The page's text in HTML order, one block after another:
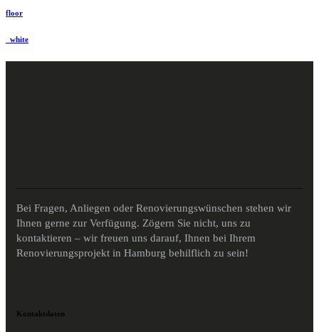
floor
_white
Bei Fragen, Anliegen oder Renovierungswünschen stehen wir
Ihnen gerne zur Verfügung. Zögern Sie nicht, uns zu
kontaktieren – wir freuen uns darauf, Ihnen bei Ihrem
Renovierungsprojekt in Hamburg behilflich zu sein!
Kontaktdaten